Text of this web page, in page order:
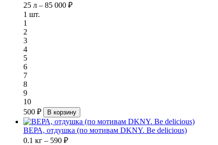
25 л – 85 000 ₽
1 шт.
1
2
3
4
5
6
7
8
9
10
500 ₽
В корзину
ВЕРА, отдушка (по мотивам DKNY. Be delicious)
0.1 кг – 590 ₽